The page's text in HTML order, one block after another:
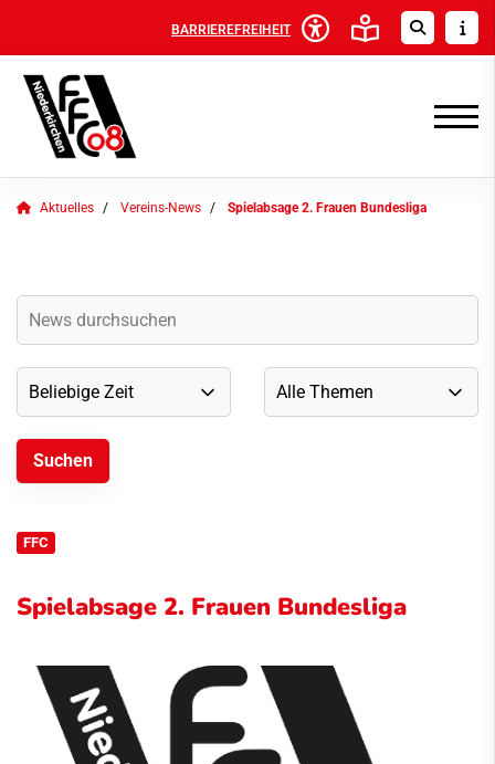
BARRIEREFREIHEIT
Aktuelles Vereins-News Spielabsage 2. Frauen Bundesliga
FFC
Spielabsage 2. Frauen Bundesliga